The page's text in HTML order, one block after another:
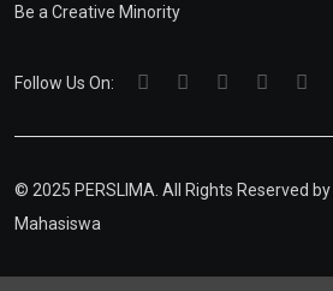
Be a Creative Minority
Follow Us On:
© 2025 PERSLIMA. All Rights Reserved by
Mahasiswa